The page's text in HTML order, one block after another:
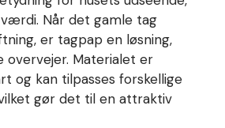
Når det gamle tag
er tagpap en løsning,
overvejer. Materialet er
og kan tilpasses forskellige
gør det til en attraktiv